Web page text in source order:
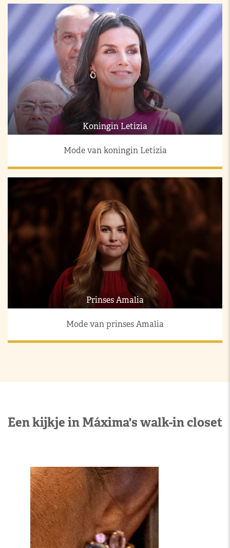
Koningin Letizia
Mode van koningin Letizia
Prinses Amalia
Mode van prinses Amalia
Een kijkje in Máxima's walk-in closet